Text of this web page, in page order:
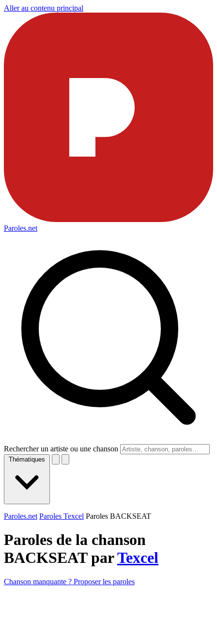
Aller au contenu principal
Paroles.net
Rechercher un artiste ou une chanson
Thématiques
Paroles.net Paroles Texcel Paroles BACKSEAT
Paroles de la chanson
BACKSEAT parTexcel
Chanson manquante ? Proposer les paroles